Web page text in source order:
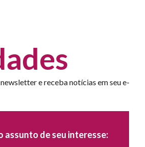
e receba notícias em seu e-
assunto de seu interesse: